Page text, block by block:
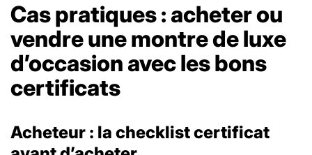
Cas pratiques : acheter ou
vendre une montre de luxe
d’occasion avec les bons
certificats
Acheteur : la checklist certificat